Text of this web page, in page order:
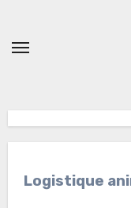
content
Logistique